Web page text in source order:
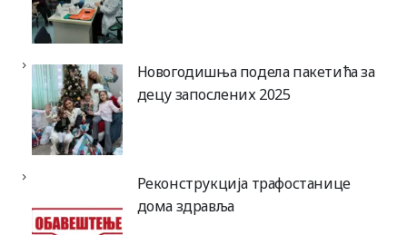
Новогодишња подела пакетића за
децу запослених 2025
Реконструкција трафостанице
дома здравља